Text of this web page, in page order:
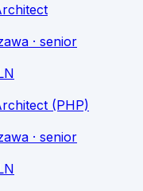
· senior
(PHP)
· senior